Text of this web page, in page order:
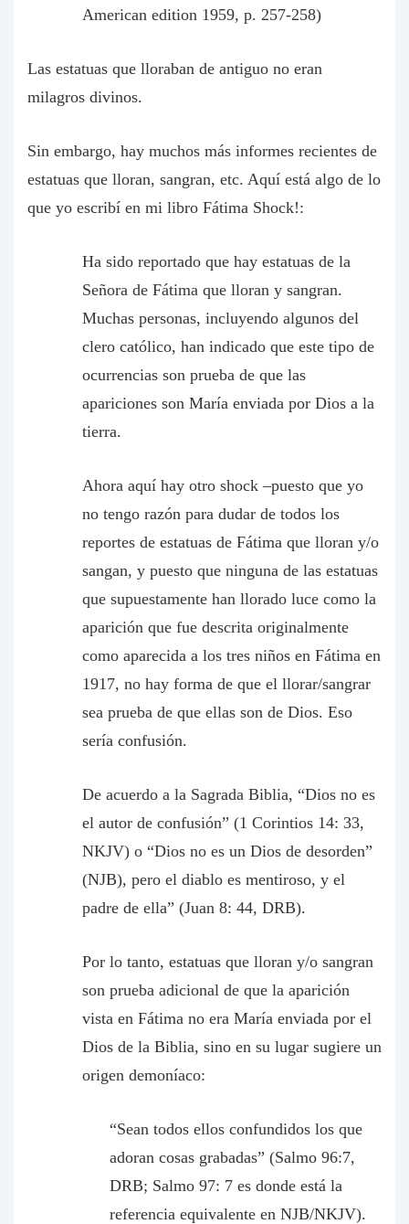
American edition 1959, p. 257-258)
Las estatuas que lloraban de antiguo no eran
milagros divinos.
Sin embargo, hay muchos más informes recientes de
estatuas que lloran, sangran, etc. Aquí está algo de lo
que yo escribí en mi libro Fátima Shock!:
Ha sido reportado que hay estatuas de la
Señora de Fátima que lloran y sangran.
Muchas personas, incluyendo algunos del
clero católico, han indicado que este tipo de
ocurrencias son prueba de que las
apariciones son María enviada por Dios a la
tierra.
Ahora aquí hay otro shock –puesto que yo
no tengo razón para dudar de todos los
reportes de estatuas de Fátima que lloran y/o
sangan, y puesto que ninguna de las estatuas
que supuestamente han llorado luce como la
aparición que fue descrita originalmente
como aparecida a los tres niños en Fátima en
1917, no hay forma de que el llorar/sangrar
sea prueba de que ellas son de Dios. Eso
sería confusión.
De acuerdo a la Sagrada Biblia, “Dios no es
el autor de confusión” (1 Corintios 14: 33,
NKJV) o “Dios no es un Dios de desorden”
(NJB), pero el diablo es mentiroso, y el
padre de ella” (Juan 8: 44, DRB).
Por lo tanto, estatuas que lloran y/o sangran
son prueba adicional de que la aparición
vista en Fátima no era María enviada por el
Dios de la Biblia, sino en su lugar sugiere un
origen demoníaco:
“Sean todos ellos confundidos los que
adoran cosas grabadas” (Salmo 96:7,
DRB; Salmo 97: 7 es donde está la
referencia equivalente en NJB/NKJV).